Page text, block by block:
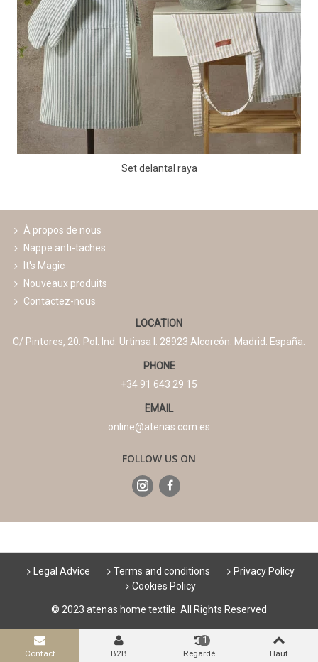
Set delantal raya
À propos de nous
Nappe anti-taches
It's Magic
Nouveaux produits
Contactez-nous
LOCATION
C/ Pintores, 20. Pol. Ind. Urtinsa I. 28923 Alcorcón. Madrid. España.
PHONE
+34 91 643 29 15
EMAIL
online@atenas.com.es
FOLLOW US ON
Legal Advice Terms and conditions
Privacy Policy
Cookies Policy
© 2023 atenas home textile. All Rights Reserved
Contact B2B Regardé
1
Haut